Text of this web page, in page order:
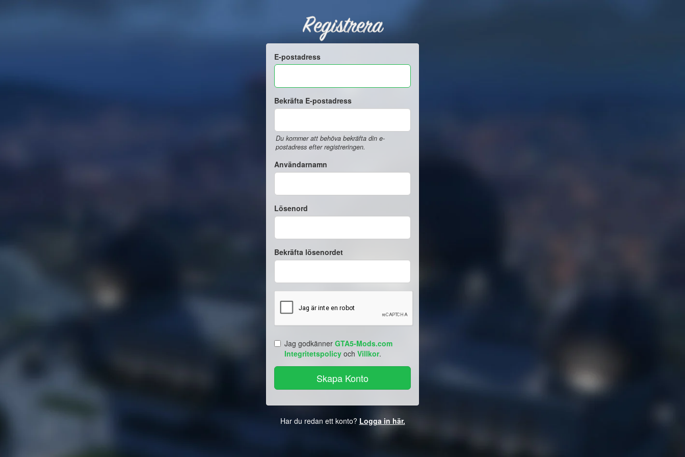
Registrera
E-postadress
Bekräfta E-postadress
Du kommer att behöva bekräfta din e-
postadress efter registreringen.
Användarnamn
Lösenord
Bekräfta lösenordet
Jag godkänner GTA5-Mods.com
Integritetspolicy och Villkor.
Har du redan ett konto? Logga in här.